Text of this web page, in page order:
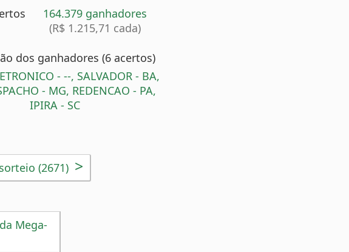
164.379 ganhadores
(R$ 1.215,71 cada)
dos ganhadores (6 acertos)
- --, SALVADOR - BA,
- MG, REDENCAO - PA,
IPIRA - SC
(2671) >
Mega-